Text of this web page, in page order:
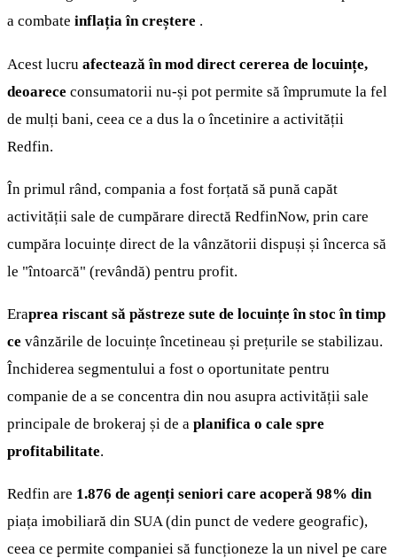
a combate inflația în creștere .
Acest lucru afectează în mod direct cererea de locuințe,
deoarece consumatorii nu-și pot permite să împrumute la fel
de mulți bani, ceea ce a dus la o încetinire a activității
Redfin.
În primul rând, compania a fost forțată să pună capăt
activității sale de cumpărare directă RedfinNow, prin care
cumpăra locuințe direct de la vânzătorii dispuși și încerca să
le "întoarcă" (revândă) pentru profit.
Eraprea riscant să păstreze sute de locuințe în stoc în timp
ce vânzările de locuințe încetineau și prețurile se stabilizau.
Închiderea segmentului a fost o oportunitate pentru
companie de a se concentra din nou asupra activității sale
principale de brokeraj și de a planifica o cale spre
profitabilitate.
Redfin are 1.876 de agenți seniori care acoperă 98% din
piața imobiliară din SUA (din punct de vedere geografic),
ceea ce permite companiei să funcționeze la un nivel pe care